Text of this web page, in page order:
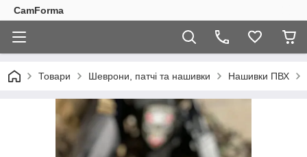
CamForma
Товари Шеврони, патчі та нашивки Нашивки ПВХ